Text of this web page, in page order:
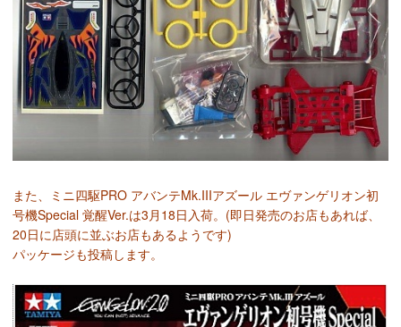
また、ミニ四駆PRO アバンテMk.IIIアズール エヴァンゲリオン初
号機Special 覚醒Ver.は3月18日入荷。(即日発売のお店もあれば、
20日に店頭に並ぶお店もあるようです)
パッケージも投稿します。